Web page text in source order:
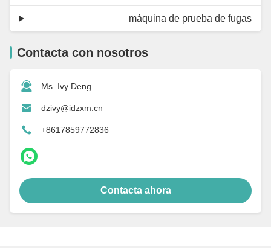
máquina de prueba de fugas
Contacta con nosotros
Ms. Ivy Deng
dzivy@idzxm.cn
+8617859772836
Contacta ahora